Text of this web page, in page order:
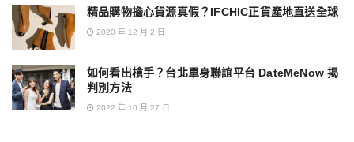
精品購物擔心貨源真假？IFCHIC正貨產地直送全球
2020 年 12 月 2 日
如何看出槍手？台北單身聯誼平台 DateMeNow 揭
判別方法
2022 年 10 月 27 日